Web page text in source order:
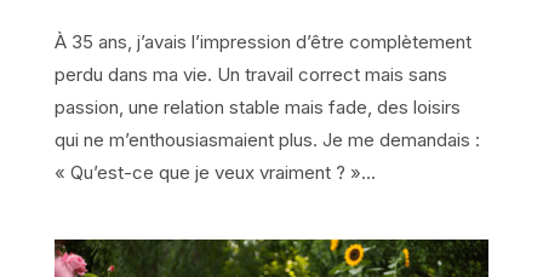
À 35 ans, j’avais l’impression d’être complètement
perdu dans ma vie. Un travail correct mais sans
passion, une relation stable mais fade, des loisirs
qui ne m’enthousiasmaient plus. Je me demandais :
« Qu’est-ce que je veux vraiment ? »...